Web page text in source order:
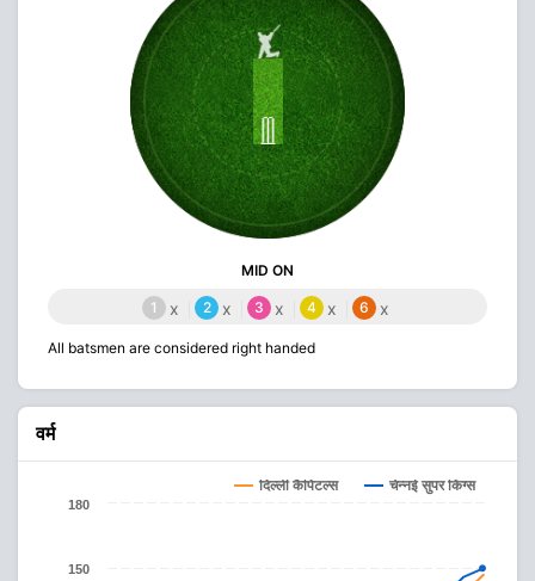
MID ON
1 x 2 x 3 x 4 x 6 x
All batsmen are considered right handed
वर्म
दिल्ली कैपिटल्स चेन्नई सुपर किंग्स
150
180